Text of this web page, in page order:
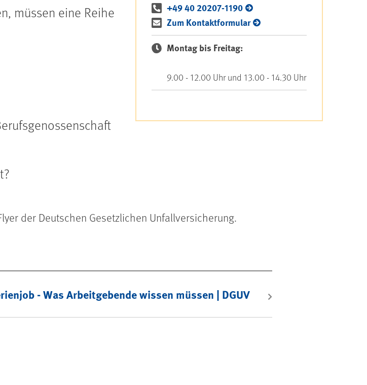
müssen eine Reihe
+49 40 20207-1190
Zum Kontaktformular
Montag bis Freitag:
9.00 - 12.00 Uhr und 13.00 - 14.30 Uhr
der Deutschen Gesetzlichen Unfallversicherung.
- Was Arbeitgebende wissen müssen | DGUV